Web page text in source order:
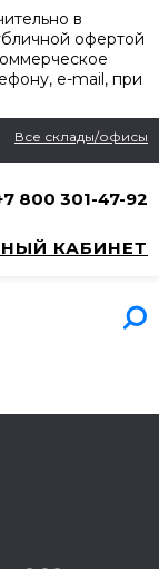
в
офертой
e-mail, при
Все склады/офисы
800 301-47-92
КАБИНЕТ